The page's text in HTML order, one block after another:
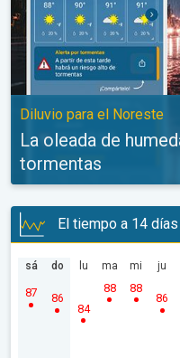
Diluvio para el Noreste
La oleada de
tormentas
El tiempo a 14 días
sá
87
do
86
lu
84
ma
88
mi
88
ju
86